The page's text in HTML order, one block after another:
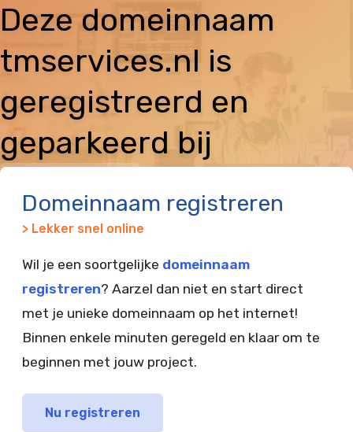
Deze domeinnaam
tmservices.nl is
geregistreerd en
geparkeerd bij
Domeinnaam registreren
> Lekker snel online
Wil je een soortgelijke domeinnaam
registreren? Aarzel dan niet en start direct
met je unieke domeinnaam op het internet!
Binnen enkele minuten geregeld en klaar om te
beginnen met jouw project.
Nu registreren